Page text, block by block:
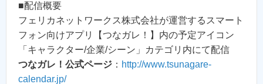
■配信概要
フェリカネットワークス株式会社が運営するスマート
フォン向けアプリ【つなガレ！】内の予定アイコン
「キャラクター/企業/シーン」カテゴリ内にて配信
つなガレ！公式ページ ： http://www.tsunagare-
calendar.jp/